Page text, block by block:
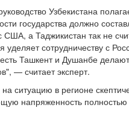
Узбекистана
государства должно
США, а Таджикистан так не
сотрудничеству с
Ташкент и Душанбе делают
— считает эксперт.
ситуацию в регионе
напряженность